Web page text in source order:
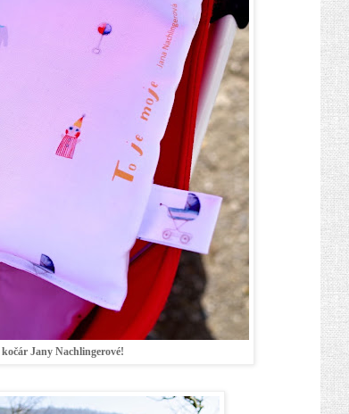
kočár Jany Nachlingerové!